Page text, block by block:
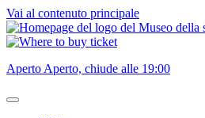
Vai al contenuto principale
Aperto Aperto, chiude alle 19:00